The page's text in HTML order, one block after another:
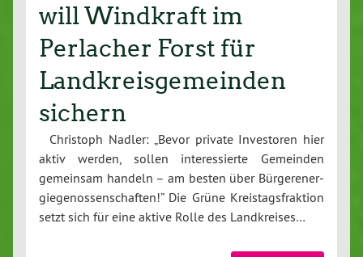
will Windkraft im
Perlacher Forst für
Landkreisgemeinden
sichern
Christoph Nadler: „Bevor private In­ves­to­ren hier
aktiv werden, sollen in­ter­es­sier­te Gemeinden
gemeinsam handeln – am besten über Bür­ge­r­ener­
gie­ge­nos­sen­schaf­ten!” Die Grüne Kreis­tags­frak­ti­on
setzt sich für eine aktive Rolle des Land­krei­ses…